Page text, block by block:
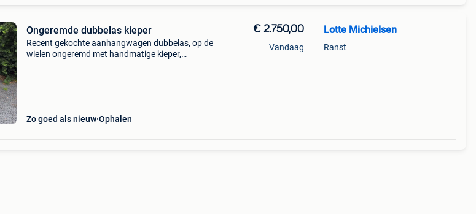
Ongeremde dubbelas kieper
Recent gekochte aanhangwagen dubbelas, op de
wielen ongeremd met handmatige kieper,
Zo goed als nieuw Ophalen
€ 2.750,00
Vandaag
Lotte Michielsen
Ranst